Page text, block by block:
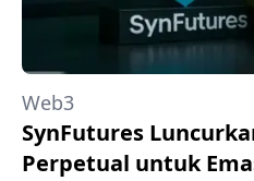
Web3
SynFutures
Perpetual untuk